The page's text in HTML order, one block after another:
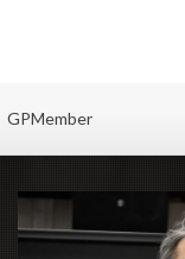
GPMember